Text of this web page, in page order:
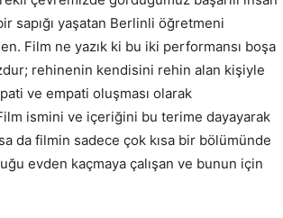
sapığı yaşatan Berlinli öğretmeni
Film ne yazık ki bu iki performansı boşa
rehinenin kendisini rehin alan kişiyle
ve empati oluşması olarak
ismini ve içeriğini bu terime dayayarak
da filmin sadece çok kısa bir bölümünde
evden kaçmaya çalışan ve bunun için